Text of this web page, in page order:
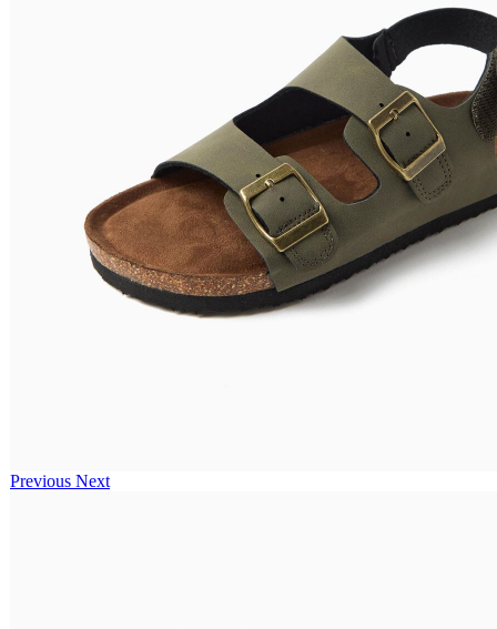
Previous Next